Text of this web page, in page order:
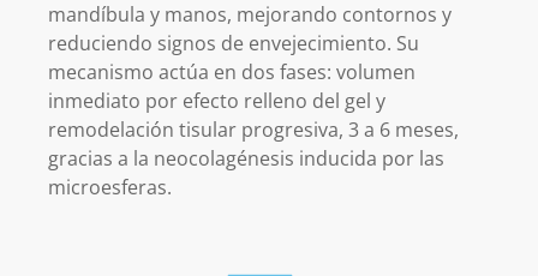
mandíbula y manos, mejorando contornos y
reduciendo signos de envejecimiento. Su
mecanismo actúa en dos fases: volumen
inmediato por efecto relleno del gel y
remodelación tisular progresiva, 3 a 6 meses,
gracias a la neocolagénesis inducida por las
microesferas.